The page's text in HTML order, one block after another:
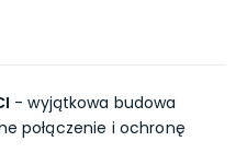
- wyjątkowa budowa
połączenie i ochronę